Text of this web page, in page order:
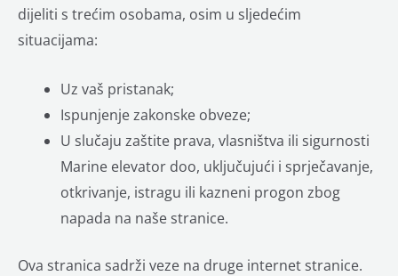
dijeliti s trećim osobama, osim u sljedećim
situacijama:
Uz vaš pristanak;
Ispunjenje zakonske obveze;
U slučaju zaštite prava, vlasništva ili sigurnosti
Marine elevator doo, uključujući i sprječavanje,
otkrivanje, istragu ili kazneni progon zbog
napada na naše stranice.
Ova stranica sadrži veze na druge internet stranice.